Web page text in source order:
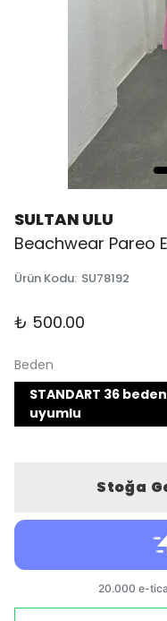
SULTAN ULU
Beachwear Pareo
Ürün Kodu: SU78192
₺ 500.00
Beden
STANDART 36
uyumlu
Stoğa